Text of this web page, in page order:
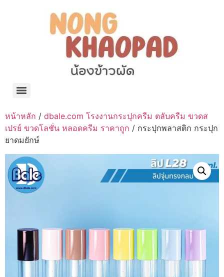
หน้าหลัก / dbale.com โรงงานกระปุกครีม ตลับครีม ขวดส
เปรย์ ขวดโลชั่น หลอดครีม ราคาถูก / กระปุกพลาสติก กระปุก
ยาดมยักษ์